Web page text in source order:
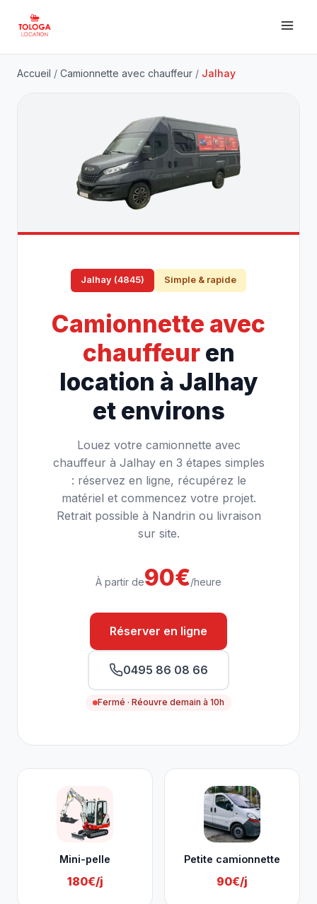
Accueil / Camionnette avec chauffeur / Jalhay
Jalhay (4845) Simple & rapide
Camionnette avec
chauffeuren
location à Jalhay
et environs
Louez votre camionnette avec
chauffeur à Jalhay en 3 étapes simples
: réservez en ligne, récupérez le
matériel et commencez votre projet.
Retrait possible à Nandrin ou livraison
sur site.
À partir de90€/heure
Réserver en ligne
0495 86 08 66
Fermé · Réouvre demain à 10h
Mini-pelle
180€/j
Petite camionnette
90€/j